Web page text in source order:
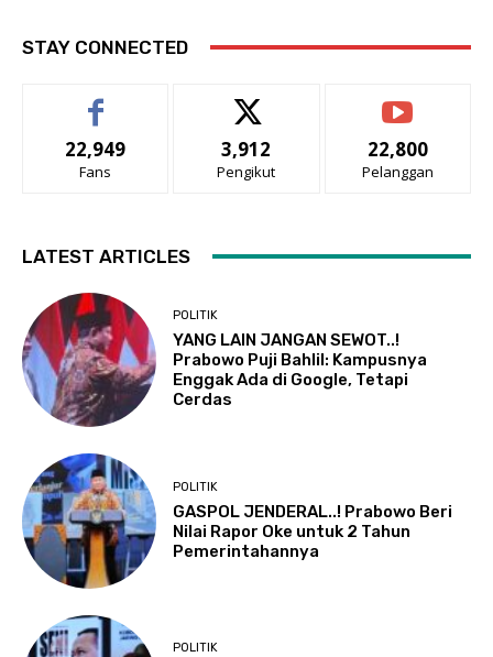
STAY CONNECTED
22,949
Fans
3,912
Pengikut
22,800
Pelanggan
LATEST ARTICLES
POLITIK
YANG LAIN JANGAN SEWOT..!
Prabowo Puji Bahlil: Kampusnya
Enggak Ada di Google, Tetapi
Cerdas
POLITIK
GASPOL JENDERAL..! Prabowo Beri
Nilai Rapor Oke untuk 2 Tahun
Pemerintahannya
POLITIK